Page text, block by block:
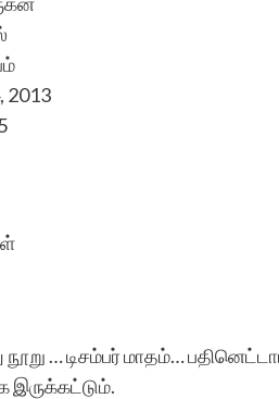
2013
… டிசம்பர் மாதம்…
இருக்கட்டும்.